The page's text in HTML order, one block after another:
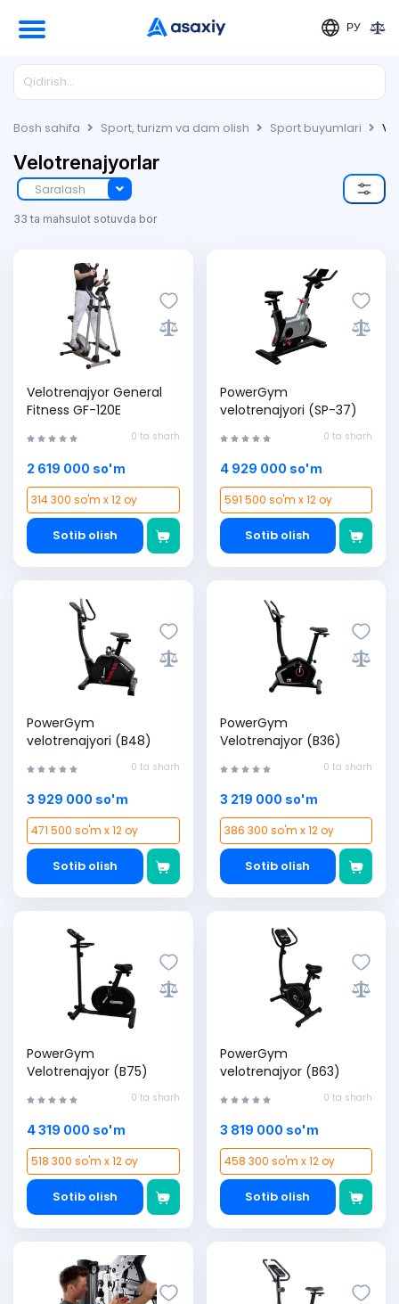
РУ
Bosh sahifa Sport, turizm va dam olish Sport buyumlari
Velotrenajyorlar
Saralash
33 ta mahsulot sotuvda bor
Velotrenajyor General
Fitness GF-120E
0 ta sharh
2 619 000 so'm
314 300 so'm x 12 oy
Sotib olish
PowerGym
velotrenajyori (SP-37)
0 ta sharh
4 929 000 so'm
591 500 so'm x 12 oy
Sotib olish
PowerGym
velotrenajyori (B48)
0 ta sharh
3 929 000 so'm
471 500 so'm x 12 oy
Sotib olish
PowerGym
Velotrenajyor (B36)
0 ta sharh
3 219 000 so'm
386 300 so'm x 12 oy
Sotib olish
PowerGym
Velotrenajyor (B75)
0 ta sharh
4 319 000 so'm
518 300 so'm x 12 oy
Sotib olish
PowerGym
velotrenajyor (B63)
0 ta sharh
3 819 000 so'm
458 300 so'm x 12 oy
Sotib olish